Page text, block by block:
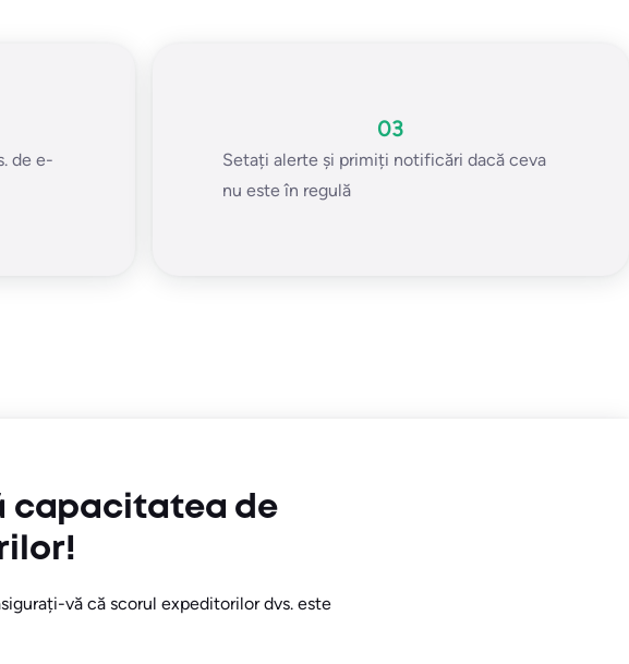
de e-
03
Setați alerte și primiți notificări dacă ceva
nu este în regulă
capacitatea de
vă că scorul expeditorilor dvs. este